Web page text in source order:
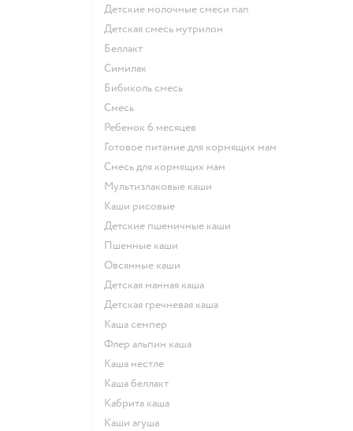
Детские молочные смеси nan
детская смесь нутрилон
беллакт
симилак
бибиколь смесь
смесь
ребенок 6 месяцев
готовое питание для кормящих мам
смесь для кормящих мам
Мультизлаковые каши
Каши рисовые
Детские пшеничные каши
Пшенные каши
овсянные каши
детская манная каша
детская гречневая каша
каша семпер
флер альпин каша
каша нестле
каша беллакт
кабрита каша
каши агуша